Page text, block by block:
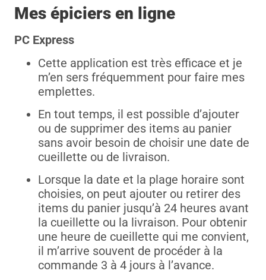
Mes épiciers en ligne
PC Express
Cette application est très efficace et je
m’en sers fréquemment pour faire mes
emplettes.
En tout temps, il est possible d’ajouter
ou de supprimer des items au panier
sans avoir besoin de choisir une date de
cueillette ou de livraison.
Lorsque la date et la plage horaire sont
choisies, on peut ajouter ou retirer des
items du panier jusqu’à 24 heures avant
la cueillette ou la livraison. Pour obtenir
une heure de cueillette qui me convient,
il m’arrive souvent de procéder à la
commande 3 à 4 jours à l’avance.